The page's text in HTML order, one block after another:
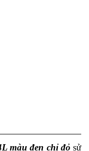
màu đen chỉ đỏ sử